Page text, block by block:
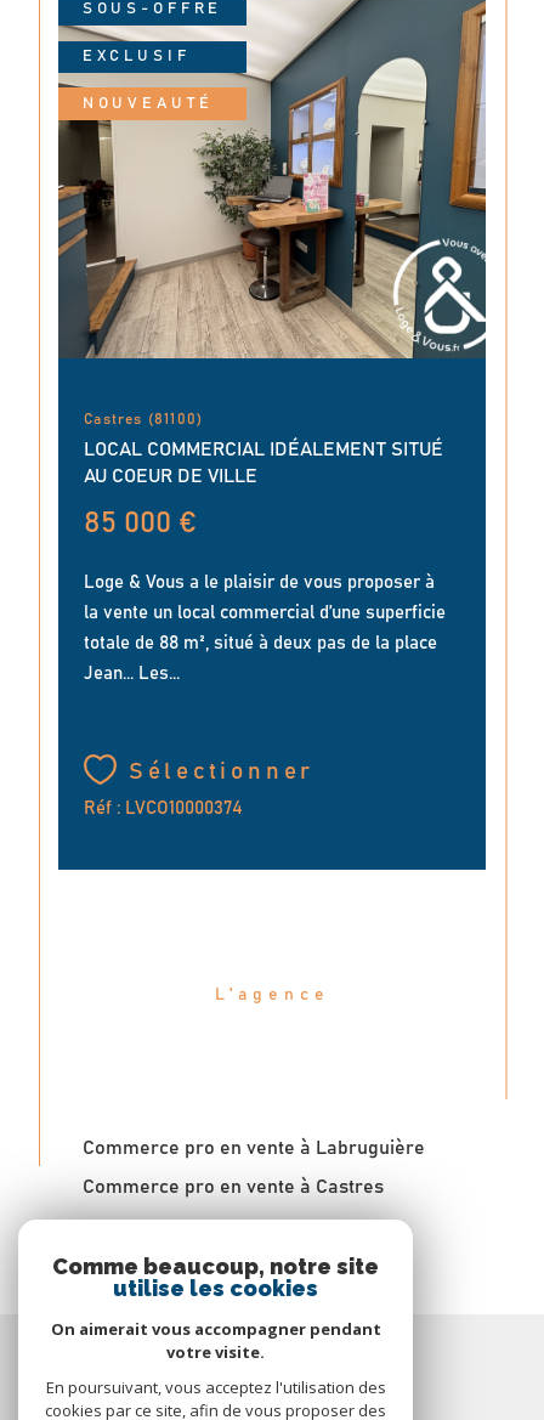
Castres (81100)
LOCAL COMMERCIAL IDÉALEMENT SITUÉ
AU COEUR DE VILLE
85 000 €
Loge & Vous a le plaisir de vous proposer à
la vente un local commercial d’une superficie
totale de 88 m², situé à deux pas de la place
Jean... Les...
Sélectionner
Réf : LVCO10000374
SOUS-OFFRE
EXCLUSIF
NOUVEAUTÉ
L'agence
Commerce pro en vente à Labruguière
Commerce pro en vente à Castres
Espace
Comme beaucoup, notre site
utilise les cookies
On aimerait vous accompagner pendant
votre visite.
En poursuivant, vous acceptez l'utilisation des
cookies par ce site, afin de vous proposer des